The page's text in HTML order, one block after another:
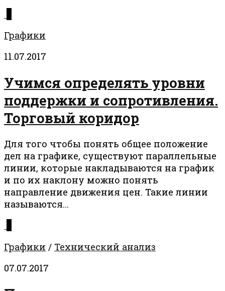
Графики
11.07.2017
Учимся определять уровни
поддержки и сопротивления.
Торговый коридор
Для того чтобы понять общее положение
дел на графике, существуют параллельные
линии, которые накладываются на график
и по их наклону можно понять
направление движения цен. Такие линии
называются...
Графики / Технический анализ
07.07.2017